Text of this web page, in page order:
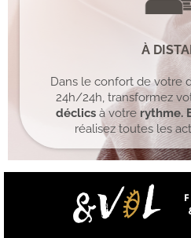
À
Dans le confort de votre
24h/24h, transformez
déclicsà votre rythme.
réalisez toutes les